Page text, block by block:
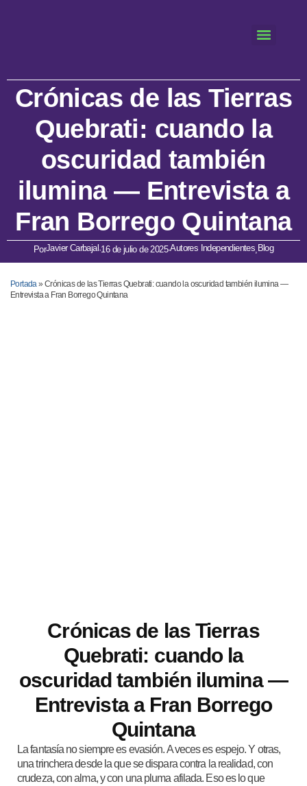
Crónicas de las Tierras
Quebrati: cuando la
oscuridad también
ilumina — Entrevista a
Fran Borrego Quintana
PorJavier Carbajal·16 de julio de 2025·Autores Independientes, Blog
Portada»Crónicas de las Tierras Quebrati: cuando la oscuridad también ilumina —
Entrevista a Fran Borrego Quintana
Crónicas de las Tierras
Quebrati: cuando la
oscuridad también ilumina —
Entrevista a Fran Borrego
Quintana
La fantasía no siempre es evasión. A veces es espejo. Y otras,
una trinchera desde la que se dispara contra la realidad, con
crudeza, con alma, y con una pluma afilada. Eso es lo que